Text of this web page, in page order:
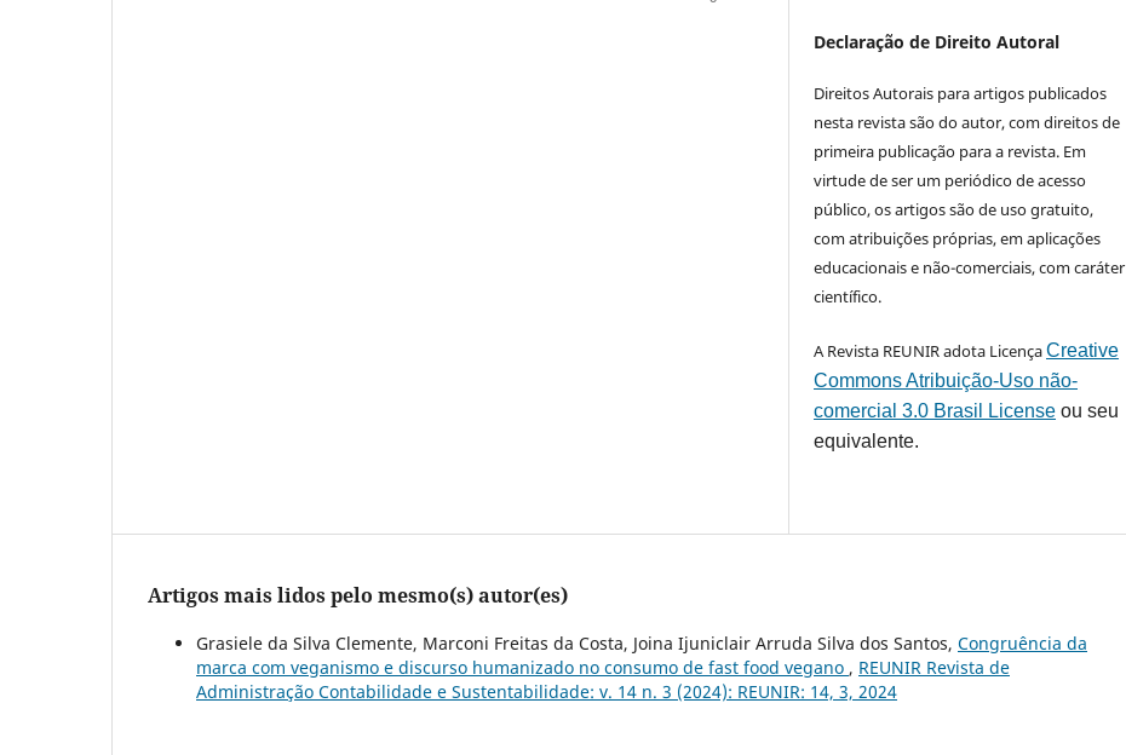
Declaração de Direito Autoral
Direitos Autorais para artigos publicados
nesta revista são do autor, com direitos de
primeira publicação para a revista. Em
virtude de ser um periódico de acesso
público, os artigos são de uso gratuito,
com atribuições próprias, em aplicações
educacionais e não-comerciais, com caráter
científico.
A Revista REUNIR adota LicençaCreative
Commons Atribuição-Uso não-
comercial 3.0 Brasil License ou seu
equivalente.
Artigos mais lidos pelo mesmo(s) autor(es)
Grasiele da Silva Clemente, Marconi Freitas da Costa, Joina Ijuniclair Arruda Silva dos Santos, Congruência da
marca com veganismo e discurso humanizado no consumo de fast food vegano , REUNIR Revista de
Administração Contabilidade e Sustentabilidade: v. 14 n. 3 (2024): REUNIR: 14, 3, 2024